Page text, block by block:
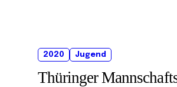
2020 Jugend
Thüringer